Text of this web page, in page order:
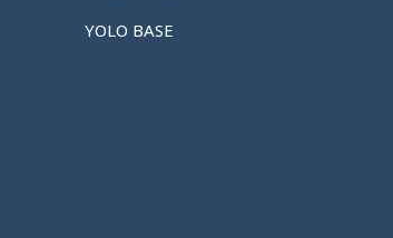
YOLO BASE